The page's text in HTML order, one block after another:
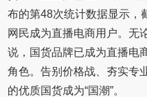
布的第48次统计数据显示，
网民成为直播电商用户。无
说，国货品牌已成为直播电
角色。告别价格战、夯实专
的优质国货成为“国潮”。